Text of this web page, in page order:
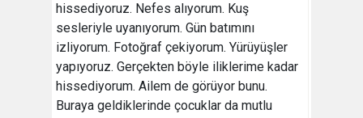
hissediyoruz. Nefes alıyorum. Kuş
sesleriyle uyanıyorum. Gün batımını
izliyorum. Fotoğraf çekiyorum. Yürüyüşler
yapıyoruz. Gerçekten böyle iliklerime kadar
hissediyorum. Ailem de görüyor bunu.
Buraya geldiklerinde çocuklar da mutlu